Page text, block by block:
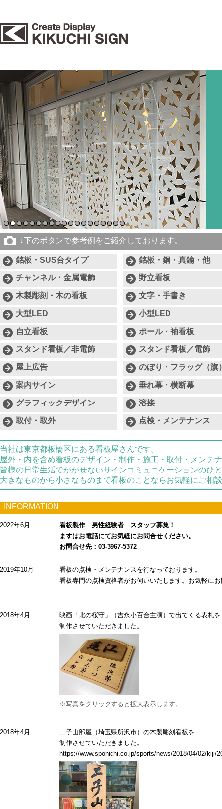
↓下のボタンで参考例をご紹介しております。
銘板・SUS台タイプ 銘板・銅・真鍮・他
チャンネル・金属電飾 野立看板
木製彫刻・木の看板 文字・手書き
大型LED 小型LED
自立看板 ポール・袖看板
スタンド看板／非電飾 スタンド看板／電飾
屋上広告 のぼり・フラッグ（旗
案内サイン 垂れ幕・横断幕
グラフィックデザイン 溶接
取付・取外 点検・メンテナンス
当社は東京都板橋区にある看板屋さんです。
屋外・内を含め看板のデザイン・制作・施工・取付・メンテ
皆様の日常生活でかかせないサインコミュニケーションのひ
大きなものから小さなものまで看板のことならお気軽にご相
INFORMATION
2022年6月
看板製作 男性経験者 スタッフ募集！
ますはお電話にてお気軽にお問合せください。
お問合せ先：03-3967-5372
2019年10月
看板の点検・メンテナンスを行なっております。
看板専門の点検資格者がお伺いいたします。お気軽に
2018年4月
映画「北の桜守」（吉永小百合主演）で出てくる表札を
制作させていただきました。
※写真をクリックすると拡大表示します。
2018年4月
二子山部屋（埼玉県所沢市）の木製彫刻看板を
制作させていただきました。
https://www.sponichi.co.jp/sports/news/2018/04/02/kiji/